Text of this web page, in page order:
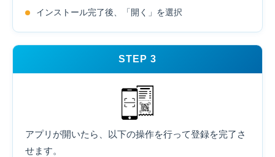
インストール完了後、「開く」を選択
STEP 3
アプリが開いたら、以下の操作を行って登録を完了さ
せます。